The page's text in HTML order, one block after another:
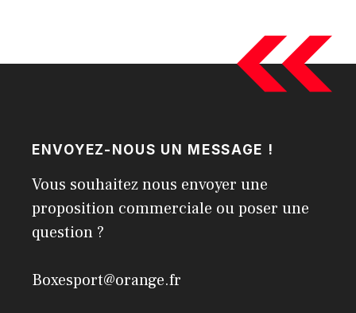
ENVOYEZ-NOUS UN MESSAGE !
Vous souhaitez nous envoyer une
proposition commerciale ou poser une
question ?
Boxesport@orange.fr